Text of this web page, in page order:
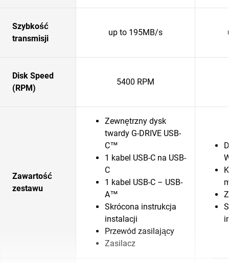
Szybkość
transmisji
up to 195MB/s
Disk Speed
(RPM)
5400 RPM
Zawartość
zestawu
Zewnętrzny dysk
twardy G-DRIVE USB-
C™
1 kabel USB-C na USB-
C
1 kabel USB-C – USB-
A™
Skrócona instrukcja
instalacji
Przewód zasilający
Zasilacz